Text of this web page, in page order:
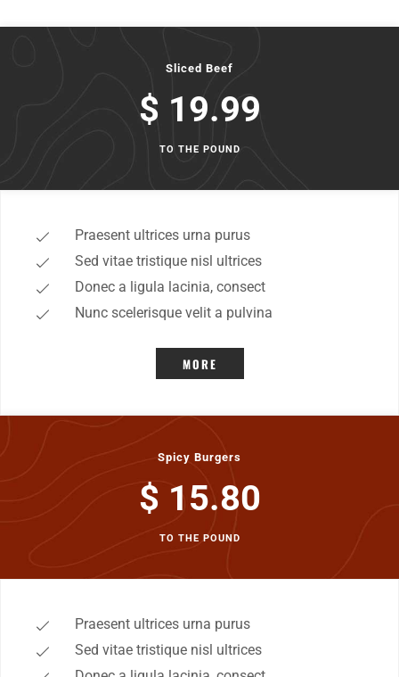
Sliced Beef
$ 19.99
TO THE POUND
Praesent ultrices urna purus
Sed vitae tristique nisl ultrices
Donec a ligula lacinia, consect
Nunc scelerisque velit a pulvina
MORE
Spicy Burgers
$ 15.80
TO THE POUND
Praesent ultrices urna purus
Sed vitae tristique nisl ultrices